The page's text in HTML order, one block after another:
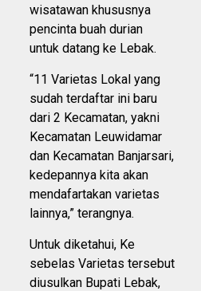
wisatawan khususnya
pencinta buah durian
untuk datang ke Lebak.
“11 Varietas Lokal yang
sudah terdaftar ini baru
dari 2 Kecamatan, yakni
Kecamatan Leuwidamar
dan Kecamatan Banjarsari,
kedepannya kita akan
mendafartakan varietas
lainnya,” terangnya.
Untuk diketahui, Ke
sebelas Varietas tersebut
diusulkan Bupati Lebak,